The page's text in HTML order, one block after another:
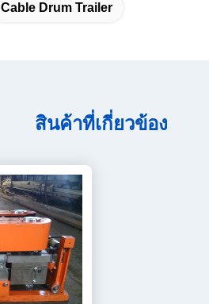
Cable Drum Trailer
สินค้าที่เกี่ยวข้อง